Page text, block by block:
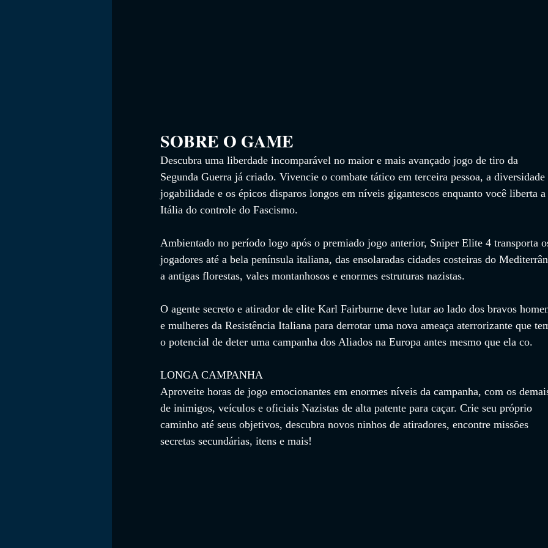
SOBRE O GAME
Descubra uma liberdade incomparável no maior e mais avançado jogo de tiro da
Segunda Guerra já criado. Vivencie o combate tático em terceira pessoa, a diversidade
jogabilidade e os épicos disparos longos em níveis gigantescos enquanto você liberta a
Itália do controle do Fascismo.
Ambientado no período logo após o premiado jogo anterior, Sniper Elite 4 transporta
jogadores até a bela península italiana, das ensolaradas cidades costeiras do
a antigas florestas, vales montanhosos e enormes estruturas nazistas.
O agente secreto e atirador de elite Karl Fairburne deve lutar ao lado dos bravos
e mulheres da Resistência Italiana para derrotar uma nova ameaça aterrorizante que
o potencial de deter uma campanha dos Aliados na Europa antes mesmo que ela co.
LONGA CAMPANHA
Aproveite horas de jogo emocionantes em enormes níveis da campanha, com os
de inimigos, veículos e oficiais Nazistas de alta patente para caçar. Crie seu próprio
caminho até seus objetivos, descubra novos ninhos de atiradores, encontre missões
secretas secundárias, itens e mais!